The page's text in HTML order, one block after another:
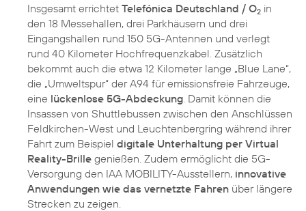
Insgesamt errichtet Telefónica Deutschland / O2 in
den 18 Messehallen, drei Parkhäusern und drei
Eingangshallen rund 150 5G-Antennen und verlegt
rund 40 Kilometer Hochfrequenzkabel. Zusätzlich
bekommt auch die etwa 12 Kilometer lange „Blue Lane“,
die „Umweltspur“ der A94 für emissionsfreie Fahrzeuge,
eine lückenlose 5G-Abdeckung . Damit können die
Insassen von Shuttlebussen zwischen den Anschlüssen
Feldkirchen-West und Leuchtenbergring während ihrer
Fahrt zum Beispiel digitale Unterhaltung per Virtual
Reality-Brille genießen. Zudem ermöglicht die 5G-
Versorgung den IAA MOBILITY-Ausstellern, innovative
Anwendungen wie das vernetzte Fahren über längere
Strecken zu zeigen.